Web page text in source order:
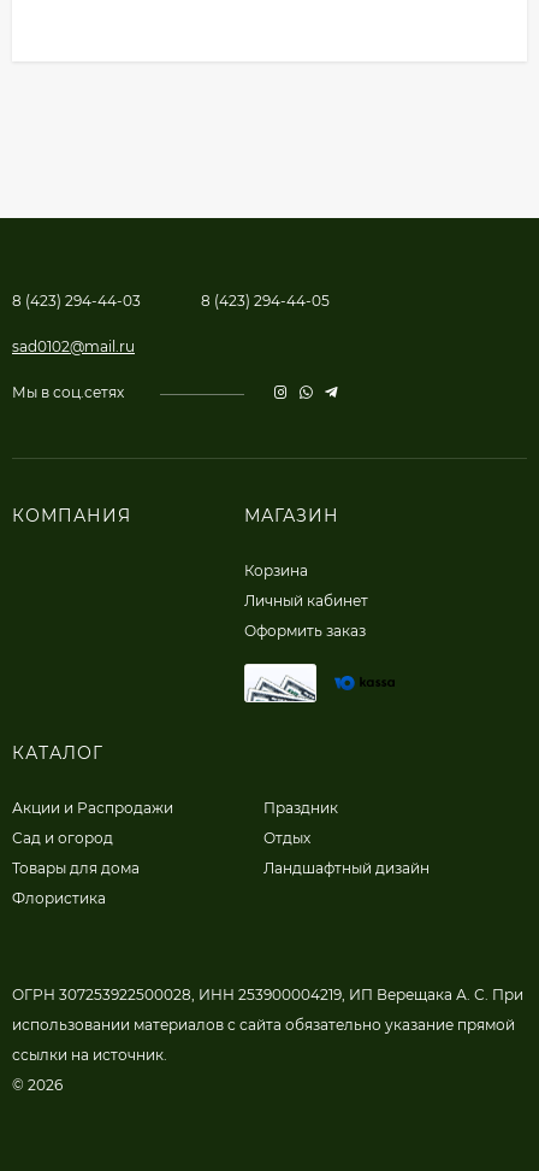
8 (423) 294-44-03 8 (423) 294-44-05
sad0102@mail.ru
Мы в соц.сетях
КОМПАНИЯ МАГАЗИН
Корзина
Личный кабинет
Оформить заказ
КАТАЛОГ
Акции и Распродажи
Сад и огород
Товары для дома
Флористика
Праздник
Отдых
Ландшафтный дизайн
ОГРН 307253922500028, ИНН 253900004219, ИП Верещака А. С. При
использовании материалов с сайта обязательно указание прямой
ссылки на источник.
© 2026